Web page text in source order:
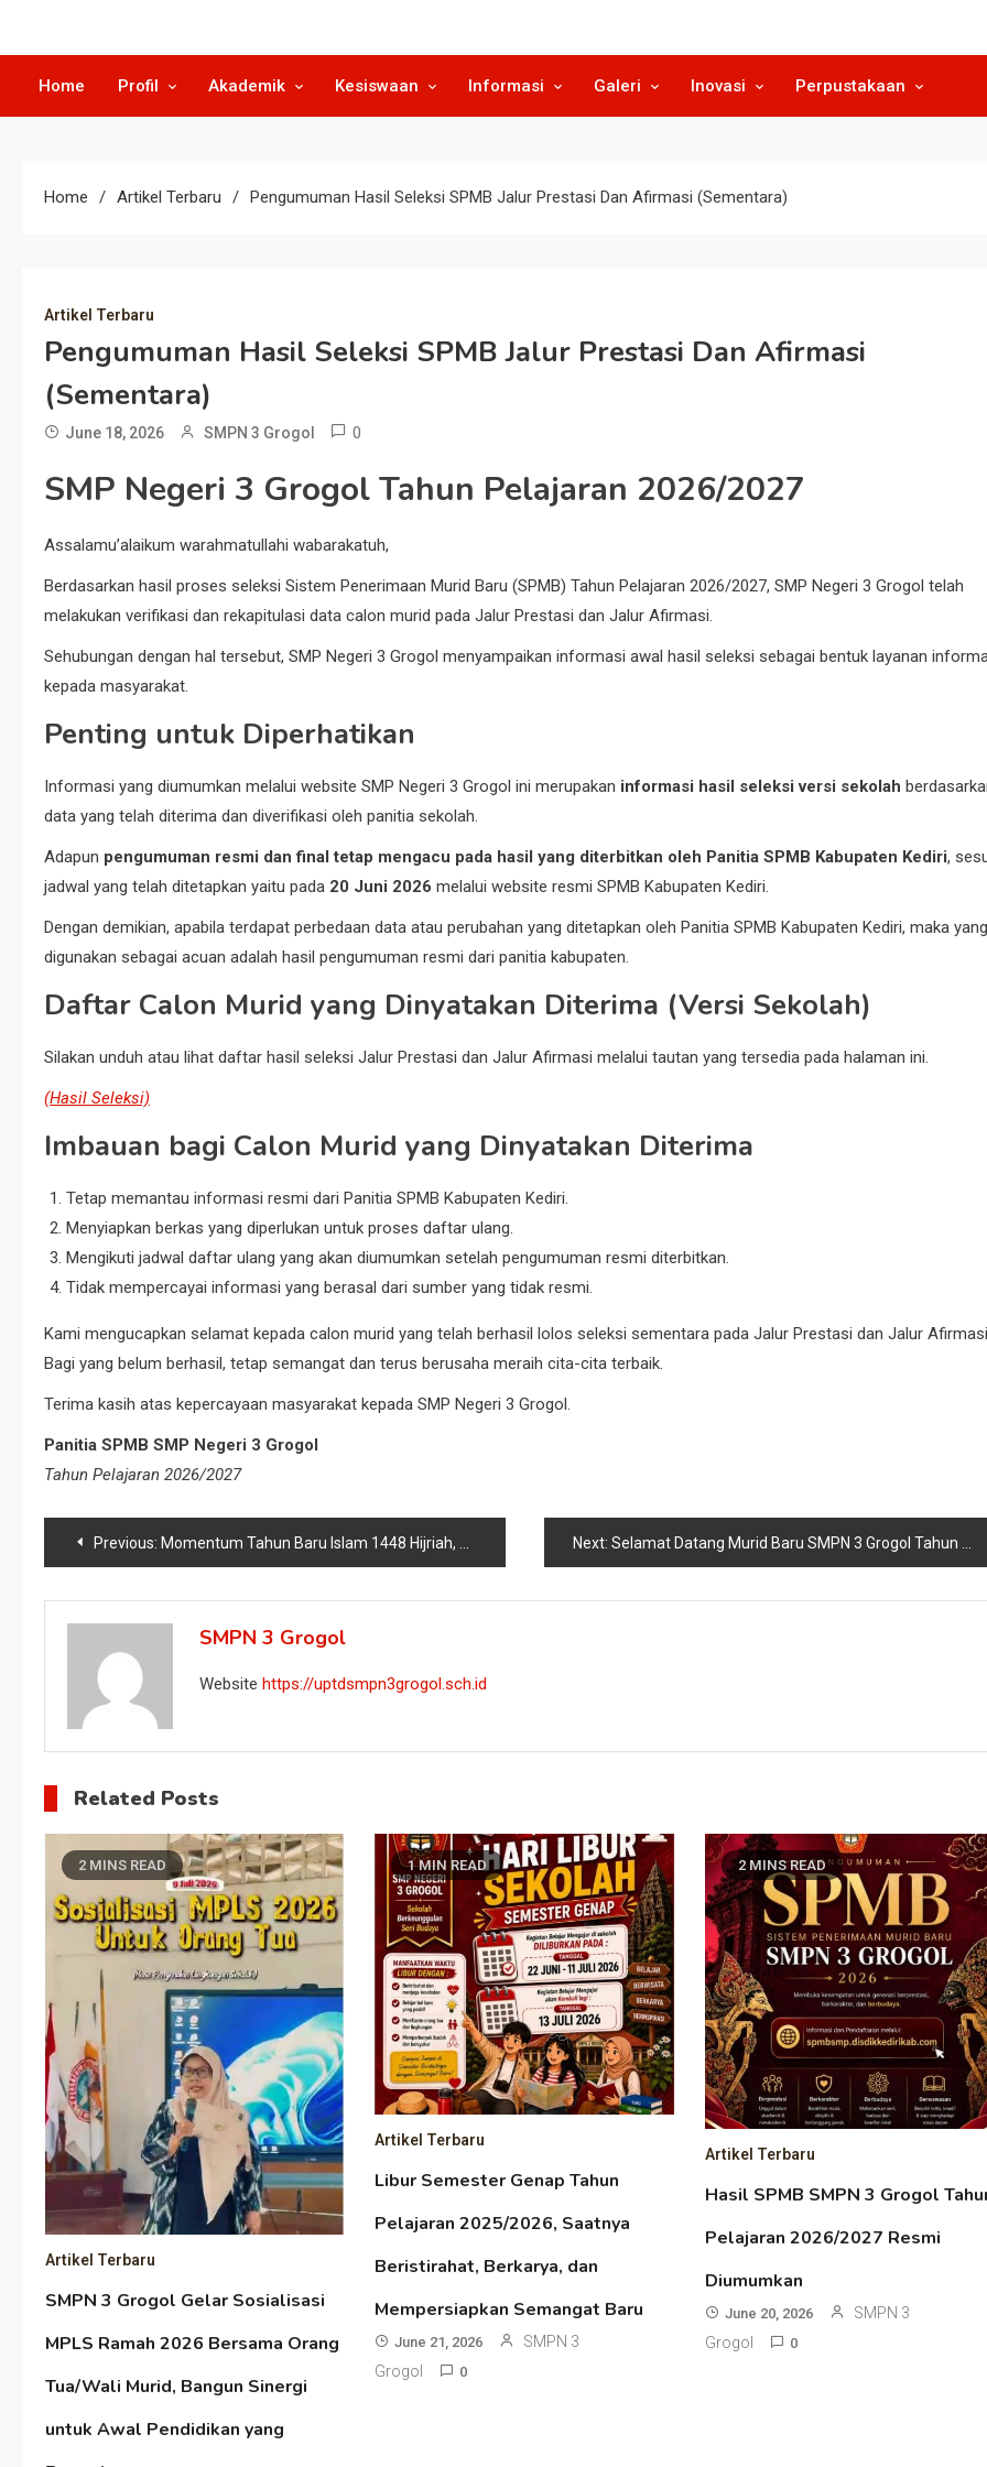
SMP N 3
Home Profil Akademik Kesiswaan Informasi Galeri Inovasi Perpustakaan
Home Artikel Terbaru Pengumuman Hasil Seleksi SPMB Jalur Prestasi Dan Afirmasi (Sementara)
Artikel Terbaru
Pengumuman Hasil Seleksi SPMB Jalur Prestasi Dan Afirmasi
(Sementara)
June 18, 2026 SMPN 3 Grogol 0
SMP Negeri 3 Grogol Tahun Pelajaran 2026/2027
Assalamu’alaikum warahmatullahi wabarakatuh,
Berdasarkan hasil proses seleksi Sistem Penerimaan Murid Baru (SPMB) Tahun Pelajaran 2026/2027, SMP Negeri 3 Grogol telah
melakukan verifikasi dan rekapitulasi data calon murid pada Jalur Prestasi dan Jalur Afirmasi.
Sehubungan dengan hal tersebut, SMP Negeri 3 Grogol menyampaikan informasi awal hasil seleksi sebagai bentuk layanan
kepada masyarakat.
Penting untuk Diperhatikan
Informasi yang diumumkan melalui website SMP Negeri 3 Grogol ini merupakan informasi hasil seleksi versi sekolah
data yang telah diterima dan diverifikasi oleh panitia sekolah.
Adapun pengumuman resmi dan final tetap mengacu pada hasil yang diterbitkan oleh Panitia SPMB Kabupaten Kediri,
jadwal yang telah ditetapkan yaitu pada 20 Juni 2026 melalui website resmi SPMB Kabupaten Kediri.
Dengan demikian, apabila terdapat perbedaan data atau perubahan yang ditetapkan oleh Panitia SPMB Kabupaten Kediri, maka yang
digunakan sebagai acuan adalah hasil pengumuman resmi dari panitia kabupaten.
Daftar Calon Murid yang Dinyatakan Diterima (Versi Sekolah)
Silakan unduh atau lihat daftar hasil seleksi Jalur Prestasi dan Jalur Afirmasi melalui tautan yang tersedia pada halaman ini.
(Hasil Seleksi)
Imbauan bagi Calon Murid yang Dinyatakan Diterima
Tetap memantau informasi resmi dari Panitia SPMB Kabupaten Kediri.
Menyiapkan berkas yang diperlukan untuk proses daftar ulang.
Mengikuti jadwal daftar ulang yang akan diumumkan setelah pengumuman resmi diterbitkan.
Tidak mempercayai informasi yang berasal dari sumber yang tidak resmi.
Kami mengucapkan selamat kepada calon murid yang telah berhasil lolos seleksi sementara pada Jalur Prestasi dan Jalur
Bagi yang belum berhasil, tetap semangat dan terus berusaha meraih cita-cita terbaik.
Terima kasih atas kepercayaan masyarakat kepada SMP Negeri 3 Grogol.
Panitia SPMB SMP Negeri 3 Grogol
Tahun Pelajaran 2026/2027
Previous: Momentum Tahun Baru Islam 1448 Hijriah, Saatnya Memperkuat Iman dan Menjadi Pribadi yang Lebih Baik Next: Selamat Datang Murid Baru SMPN 3 Grogol Tahun Pelajaran 2026/2027, Awali Perjalanan dengan Disiplin dan Semangat Berprestasi
SMPN 3 Grogol
Website https://uptdsmpn3grogol.sch.id
Related Posts
2 MINS READ
Artikel Terbaru
SMPN 3 Grogol Gelar Sosialisasi
MPLS Ramah 2026 Bersama Orang
Tua/Wali Murid, Bangun Sinergi
untuk Awal Pendidikan yang
1 MIN READ
Artikel Terbaru
Libur Semester Genap Tahun
Pelajaran 2025/2026, Saatnya
Beristirahat, Berkarya, dan
Mempersiapkan Semangat Baru
June 21, 2026
SMPN 3
Grogol
0
2 MINS READ
Artikel Terbaru
Hasil SPMB SMPN 3 Grogol
Pelajaran 2026/2027 Resmi
Diumumkan
June 20, 2026
SMPN 3
Grogol
0